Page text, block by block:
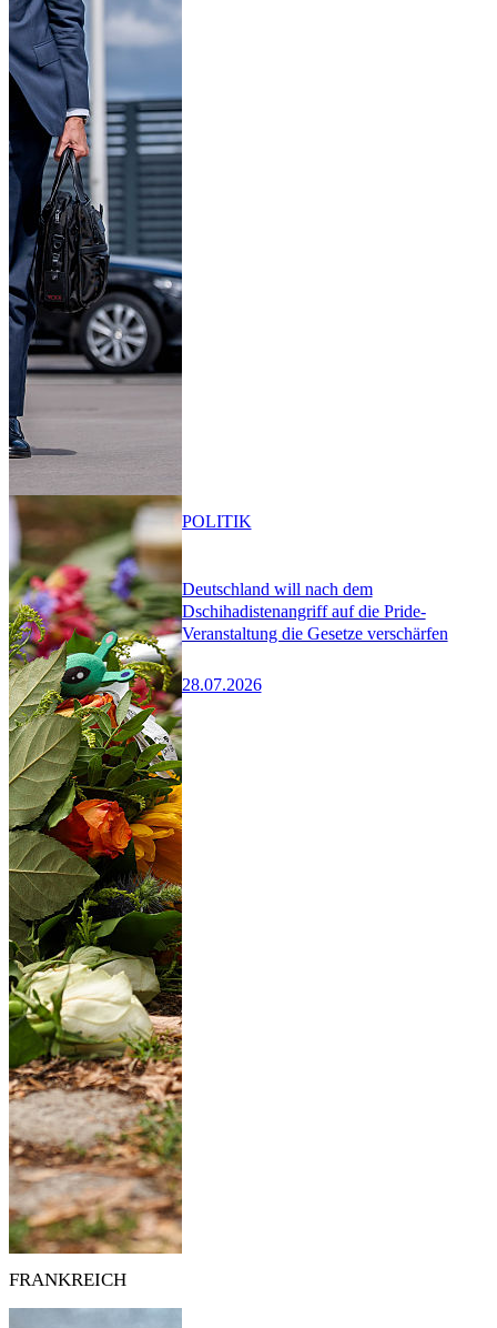
Deutschland will nach dem
Dschihadistenangriff auf die Pride-
Veranstaltung die Gesetze verschärfen
28.07.2026
POLITIK
FRANKREICH